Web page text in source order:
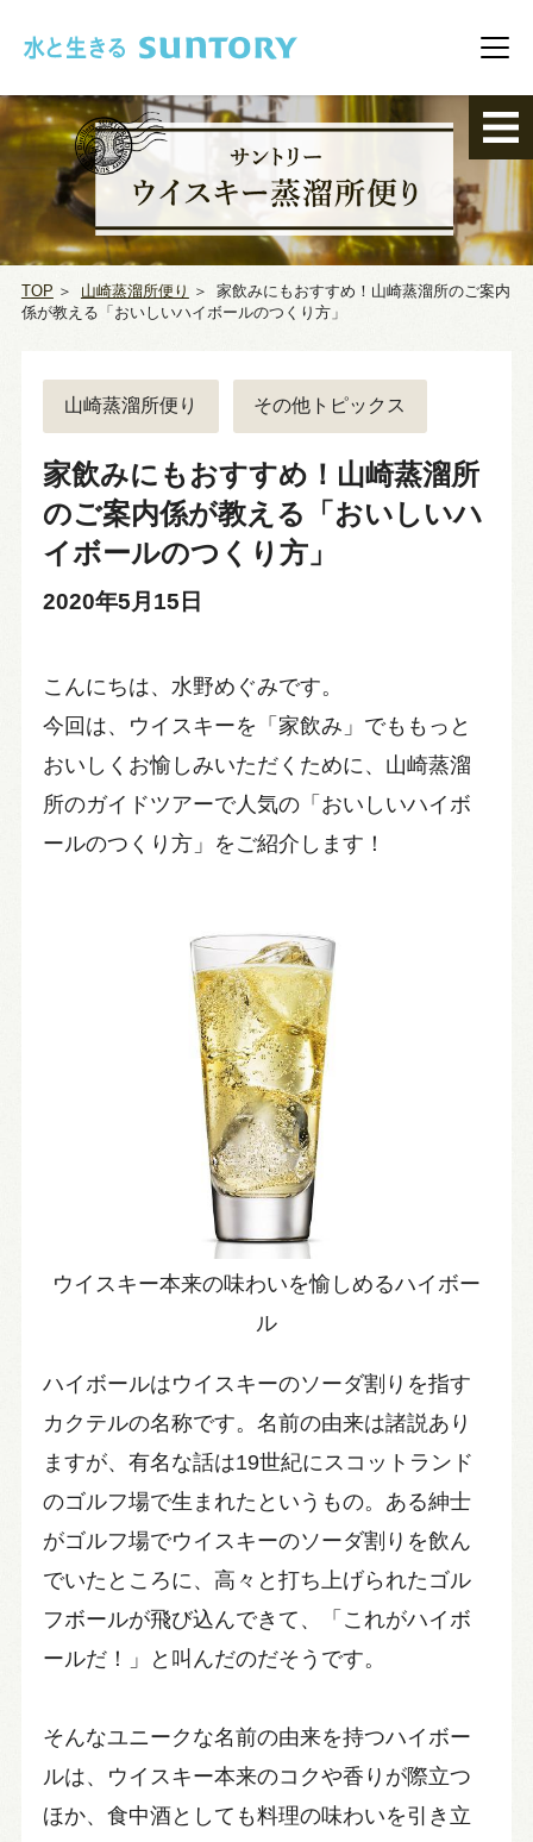
メ
TOP ＞ 山崎蒸溜所便り ＞
家飲みにもおすすめ！山崎蒸溜所のご案内
係が教える「おいしいハイボールのつくり方」
山崎蒸溜所便り その他トピックス
家飲みにもおすすめ！山崎蒸溜所
のご案内係が教える「おいしいハ
イボールのつくり方」
2020年5月15日
こんにちは、水野めぐみです。
今回は、ウイスキーを「家飲み」でももっと
おいしくお愉しみいただくために、山崎蒸溜
所のガイドツアーで人気の「おいしいハイボ
ールのつくり方」をご紹介します！
ウイスキー本来の味わいを愉しめるハイボー
ル
ハイボールはウイスキーのソーダ割りを指す
カクテルの名称です。名前の由来は諸説あり
ますが、有名な話は19世紀にスコットランド
のゴルフ場で生まれたというもの。ある紳士
がゴルフ場でウイスキーのソーダ割りを飲ん
でいたところに、高々と打ち上げられたゴル
フボールが飛び込んできて、「これがハイボ
ールだ！」と叫んだのだそうです。
そんなユニークな名前の由来を持つハイボー
ルは、ウイスキー本来のコクや香りが際立つ
ほか、食中酒としても料理の味わいを引き立